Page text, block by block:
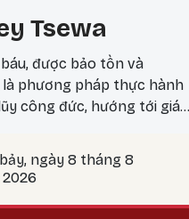
Tsewa
được bảo tồn và
phương pháp thực hành
công đức, hướng tới giác
hợp để thực hành các
ngày 8 tháng 8